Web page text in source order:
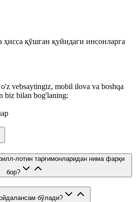
қўшган қуйидаги инсонларга
vebsaytingiz, mobil ilova va boshqa
biz bilan bog'laning:
лотин тарғимонларидан нима фарқи
бор?
бўлади?